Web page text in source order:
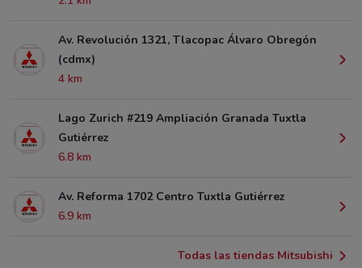
Av. Revolución 1321, Tlacopac Álvaro Obregón
(cdmx)
4 km
Lago Zurich #219 Ampliación Granada Tuxtla
Gutiérrez
6.8 km
Av. Reforma 1702 Centro Tuxtla Gutiérrez
6.9 km
Todas las tiendas Mitsubishi